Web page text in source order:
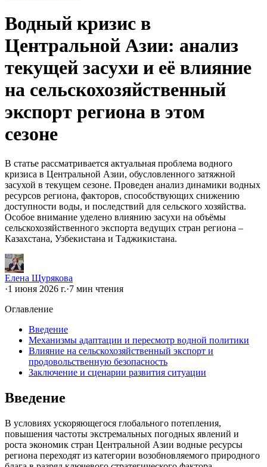
Водный кризис в
Центральной Азии: анализ
текущей засухи и её влияние
на сельскохозяйственный
экспорт региона в этом
сезоне
В статье рассматривается актуальная проблема водного
кризиса в Центральной Азии, обусловленного затяжной
засухой в текущем сезоне. Проведен анализ динамики водных
ресурсов региона, факторов, способствующих снижению
доступности воды, и последствий для сельского хозяйства.
Особое внимание уделено влиянию засухи на объёмы
сельскохозяйственного экспорта ведущих стран региона –
Казахстана, Узбекистана и Таджикистана.
Елена Щурякова
·1 июня 2026 г.·7 мин чтения
Оглавление
Введение
Механизмы адаптации и пересмотр водной политики
Влияние на сельскохозяйственный экспорт и
продовольственную безопасность
Заключение и сценарии развития ситуации
Введение
В условиях ускоряющегося глобального потепления,
повышения частоты экстремальных погодных явлений и
роста экономик стран Центральной Азии водные ресурсы
региона переходят из категории возобновляемого природного